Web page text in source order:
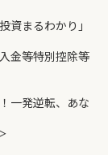
まるわかり」
等特別控除等
発逆転、あな